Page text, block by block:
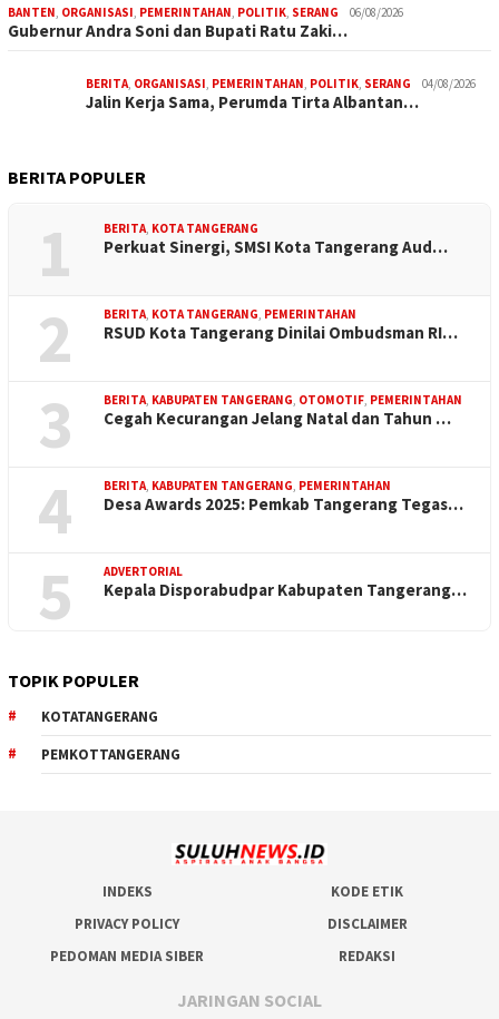
BANTEN, ORGANISASI, PEMERINTAHAN, POLITIK, SERANG 06/08/2026
Gubernur Andra Soni dan Bupati Ratu Zaki…
BERITA, ORGANISASI, PEMERINTAHAN, POLITIK, SERANG 04/08/2026
Jalin Kerja Sama, Perumda Tirta Albantan…
BERITA POPULER
1 BERITA, KOTA TANGERANG
Perkuat Sinergi, SMSI Kota Tangerang Aud…
2 BERITA, KOTA TANGERANG, PEMERINTAHAN
RSUD Kota Tangerang Dinilai Ombudsman RI…
3 BERITA, KABUPATEN TANGERANG, OTOMOTIF, PEMERINTAHAN
Cegah Kecurangan Jelang Natal dan Tahun …
4 BERITA, KABUPATEN TANGERANG, PEMERINTAHAN
Desa Awards 2025: Pemkab Tangerang Tegas…
5 ADVERTORIAL
Kepala Disporabudpar Kabupaten Tangerang…
TOPIK POPULER
KOTATANGERANG
PEMKOTTANGERANG
INDEKS
KODE ETIK
PRIVACY POLICY
DISCLAIMER
PEDOMAN MEDIA SIBER
REDAKSI
JARINGAN SOCIAL